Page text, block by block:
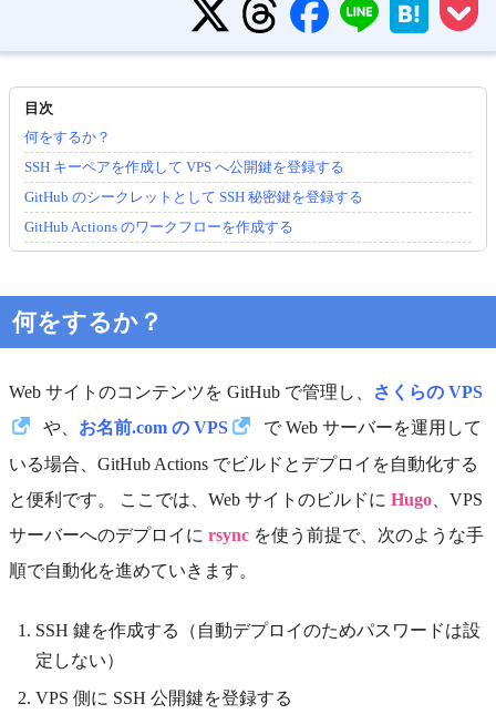
何をするか？
SSH キーペアを作成して VPS へ公開鍵を登録する
GitHub のシークレットとして SSH 秘密鍵を登録する
GitHub Actions のワークフローを作成する
何をするか？
Web サイトのコンテンツを GitHub で管理し、
さくらの VPS
や、 お名前.com の VPS
で Web サーバーを運用して
いる場合、GitHub Actions でビルドとデプロイを自動化する
と便利です。 ここでは、Web サイトのビルドに Hugo、VPS
サーバーへのデプロイに rsync を使う前提で、次のような手
順で自動化を進めていきます。
SSH 鍵を作成する（自動デプロイのためパスワードは設
定しない）
VPS 側に SSH 公開鍵を登録する